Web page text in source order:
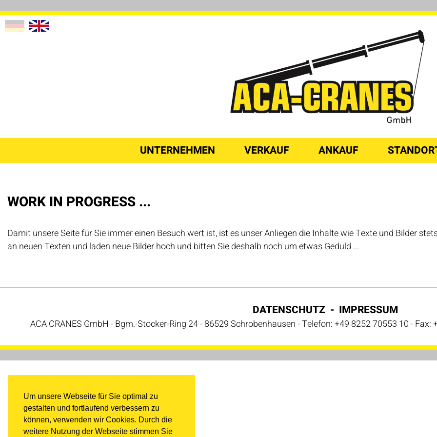
Um unsere Webseite für Sie optimal zu
gestalten und fortlaufend verbessern zu
können, verwenden wir Cookies. Durch die
weitere Nutzung der Webseite stimmen Sie
UNTERNEHMEN VERKAUF ANKAUF
WORK IN PROGRESS ...
Damit unsere Seite für Sie immer einen Besuch wert ist, ist es unser Anliegen die Inhalte wie Texte und Bilder
an neuen Texten und laden neue Bilder hoch und bitten Sie deshalb noch um etwas Geduld ...
DATENSCHUTZ IMPRESSUM
ACA CRANES GmbH - Bgm.-Stocker-Ring 24 - 86529 Schrobenhausen - Telefon: +49 8252 70553 10 -